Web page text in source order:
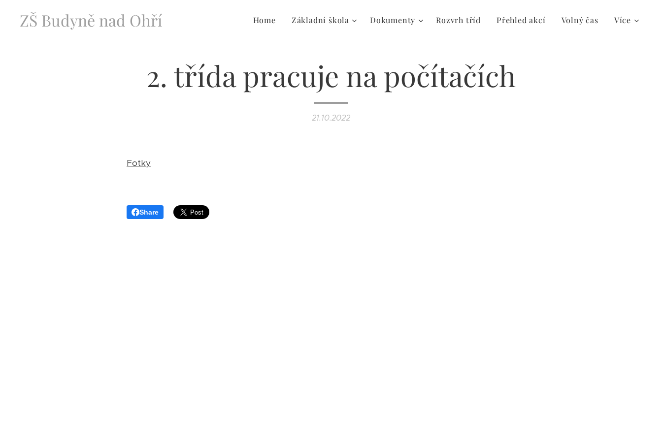
ZŠ Budyně nad Ohří Home Základní škola Dokumenty Rozvrh tříd Přehled akcí Volný čas Více
2. třída pracuje na počítačích
21.10.2022
Fotky
Share